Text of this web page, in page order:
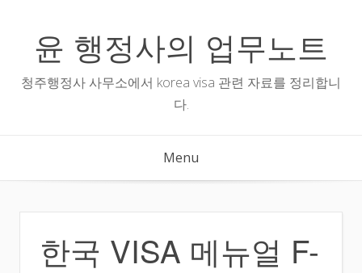
content윤 행정사의 업무노트
청주행정사 사무소에서 korea visa 관련 자료를 정리합니
다.
Menu
한국 VISA 메뉴얼 F-